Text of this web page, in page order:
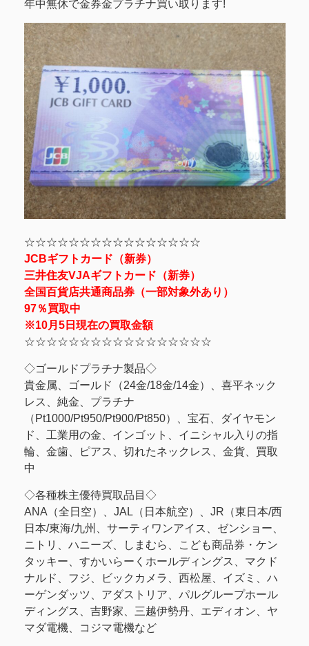
年中無休で金券金プラチナ買い取ります!
☆☆☆☆☆☆☆☆☆☆☆☆☆☆☆☆
JCBギフトカード（新券）
三井住友VJAギフトカード（新券）
全国百貨店共通商品券（一部対象外あり）
97％買取中
※10月5日現在の買取金額
☆☆☆☆☆☆☆☆☆☆☆☆☆☆☆☆☆
◇ゴールドプラチナ製品◇
貴金属、ゴールド（24金/18金/14金）、喜平ネック
レス、純金、プラチナ
（Pt1000/Pt950/Pt900/Pt850）、宝石、ダイヤモン
ド、工業用の金、インゴット、イニシャル入りの指
輪、金歯、ピアス、切れたネックレス、金貨、買取
中
◇各種株主優待買取品目◇
ANA（全日空）、JAL（日本航空）、JR（東日本/西
日本/東海/九州、サーティワンアイス、ゼンショー、
ニトリ、ハニーズ、しまむら、こども商品券・ケン
タッキー、すかいらーくホールディングス、マクド
ナルド、フジ、ビックカメラ、西松屋、イズミ、ハ
ーゲンダッツ、アダストリア、パルグループホール
ディングス、吉野家、三越伊勢丹、エディオン、ヤ
マダ電機、コジマ電機など